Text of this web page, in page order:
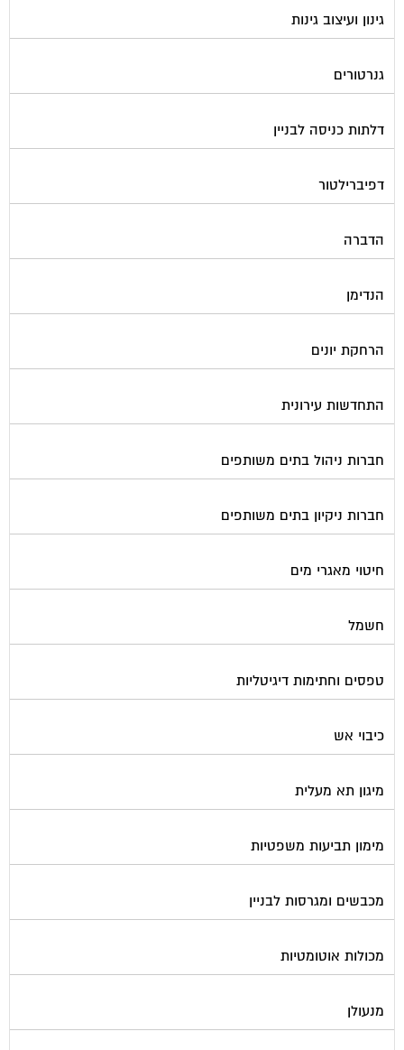
גינון ועיצוב גינות
גנרטורים
דלתות כניסה לבניין
דפיברילטור
הדברה
הנדימן
הרחקת יונים
התחדשות עירונית
חברות ניהול בתים משותפים
חברות ניקיון בתים משותפים
חיטוי מאגרי מים
חשמל
טפסים וחתימות דיגיטליות
כיבוי אש
מיגון תא מעלית
מימון תביעות משפטיות
מכבשים ומגרסות לבניין
מכולות אוטומטיות
מנעולן